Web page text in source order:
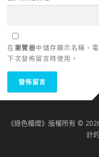
在瀏覽器中儲存顯示名稱、
下次發佈留言時使用。
《綠色檯燈》版權所有 ©
計的